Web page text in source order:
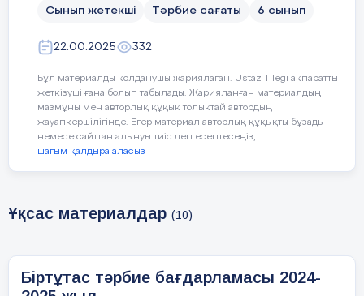
•Желтоқсан – бірлік және ынтымақ айы;
Қаңтар – заң және тәртіп айы;
•Наурыз – тәуелсіздік және отаншылдық айы;
Сынып жетекші Тәрбие сағаты 6 сынып
22.00.2025 332
Бұл материалды қолданушы жариялаған. Ustaz Tilegi ақпаратты
жеткізуші ғана болып табылады. Жарияланған материалдың
мазмұны мен авторлық құқық толықтай автордың
жауапкершілігінде. Егер материал авторлық құқықты бұзады
немесе сайттан алынуы тиіс деп есептесеңіз,
шағым қалдыра аласыз
Ұқсас материалдар (10)
Біртұтас тәрбие бағдарламасы 2024-